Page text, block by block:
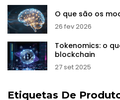
O que são os
26 fev 2026
Tokenomics: o
blockchain
27 set 2025
Etiquetas De